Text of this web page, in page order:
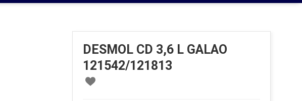
DESMOL CD 3,6 L GALAO
121542/121813